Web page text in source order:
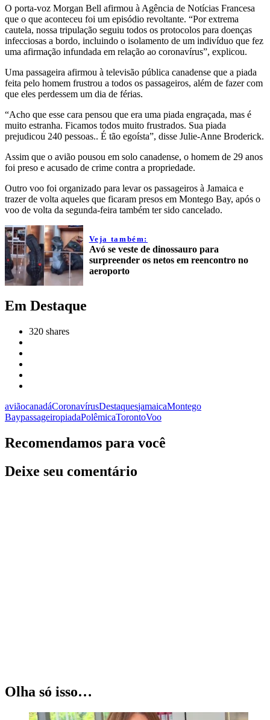
O porta-voz Morgan Bell afirmou à Agência de Notícias Francesa
que o que aconteceu foi um episódio revoltante. “Por extrema
cautela, nossa tripulação seguiu todos os protocolos para doenças
infecciosas a bordo, incluindo o isolamento de um indivíduo que fez
uma afirmação infundada em relação ao coronavírus”, explicou.
Uma passageira afirmou à televisão pública canadense que a piada
feita pelo homem frustrou a todos os passageiros, além de fazer com
que eles perdessem um dia de férias.
“Acho que esse cara pensou que era uma piada engraçada, mas é
muito estranha. Ficamos todos muito frustrados. Sua piada
prejudicou 240 pessoas.. É tão egoísta”, disse Julie-Anne Broderick.
Assim que o avião pousou em solo canadense, o homem de 29 anos
foi preso e acusado de crime contra a propriedade.
Outro voo foi organizado para levar os passageiros à Jamaica e
trazer de volta aqueles que ficaram presos em Montego Bay, após o
voo de volta da segunda-feira também ter sido cancelado.
Veja também:
Avó se veste de dinossauro para
surpreender os netos em reencontro no
aeroporto
Em Destaque
320 shares
aviãocanadáCoronavírusDestaquesjamaicaMontego
BaypassageiropiadaPolêmicaTorontoVoo
Recomendamos para você
Deixe seu comentário
Olha só isso…